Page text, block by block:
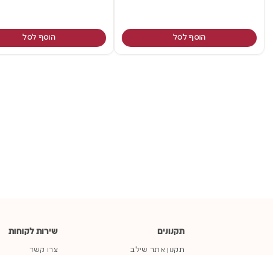
הוסף לסל הוסף לסל
תקנונים
תקנון אתר שילב
שירות לקוחות
צרו קשר